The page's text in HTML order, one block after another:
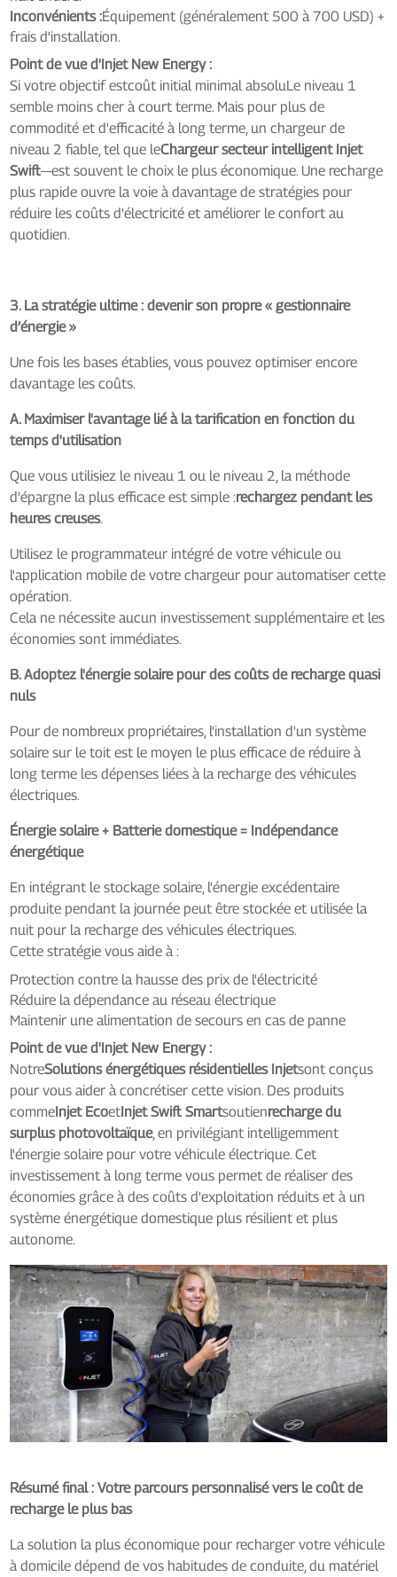
Inconvénients :Équipement (généralement 500 à 700 USD) +
frais d'installation.
Point de vue d'Injet New Energy :
Si votre objectif estcoût initial minimal absoluLe niveau 1
semble moins cher à court terme. Mais pour plus de
commodité et d'efficacité à long terme, un chargeur de
niveau 2 fiable, tel que leChargeur secteur intelligent Injet
Swift—est souvent le choix le plus économique. Une recharge
plus rapide ouvre la voie à davantage de stratégies pour
réduire les coûts d'électricité et améliorer le confort au
quotidien.
3. La stratégie ultime : devenir son propre « gestionnaire
d’énergie »
Une fois les bases établies, vous pouvez optimiser encore
davantage les coûts.
A. Maximiser l'avantage lié à la tarification en fonction du
temps d'utilisation
Que vous utilisiez le niveau 1 ou le niveau 2, la méthode
d'épargne la plus efficace est simple :rechargez pendant les
heures creuses.
Utilisez le programmateur intégré de votre véhicule ou
l'application mobile de votre chargeur pour automatiser cette
opération.
Cela ne nécessite aucun investissement supplémentaire et les
économies sont immédiates.
B. Adoptez l'énergie solaire pour des coûts de recharge quasi
nuls
Pour de nombreux propriétaires, l'installation d'un système
solaire sur le toit est le moyen le plus efficace de réduire à
long terme les dépenses liées à la recharge des véhicules
électriques.
Énergie solaire + Batterie domestique = Indépendance
énergétique
En intégrant le stockage solaire, l'énergie excédentaire
produite pendant la journée peut être stockée et utilisée la
nuit pour la recharge des véhicules électriques.
Cette stratégie vous aide à :
Protection contre la hausse des prix de l'électricité
Réduire la dépendance au réseau électrique
Maintenir une alimentation de secours en cas de panne
Point de vue d'Injet New Energy :
NotreSolutions énergétiques résidentielles Injetsont conçus
pour vous aider à concrétiser cette vision. Des produits
commeInjet EcoetInjet Swift Smartsoutienrecharge du
surplus photovoltaïque, en privilégiant intelligemment
l'énergie solaire pour votre véhicule électrique. Cet
investissement à long terme vous permet de réaliser des
économies grâce à des coûts d'exploitation réduits et à un
système énergétique domestique plus résilient et plus
autonome.
Résumé final : Votre parcours personnalisé vers le coût de
recharge le plus bas
La solution la plus économique pour recharger votre véhicule
à domicile dépend de vos habitudes de conduite, du matériel